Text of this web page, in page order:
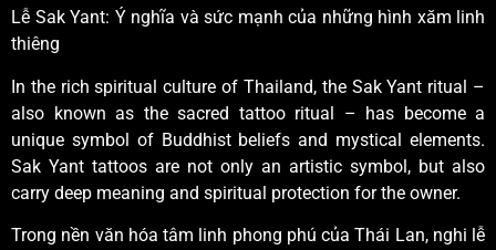
Lễ Sak Yant: Ý nghĩa và sức mạnh của những hình xăm linh
thiêng
In the rich spiritual culture of Thailand, the Sak Yant ritual –
also known as the sacred tattoo ritual – has become a
unique symbol of Buddhist beliefs and mystical elements.
Sak Yant tattoos are not only an artistic symbol, but also
carry deep meaning and spiritual protection for the owner.
Trong nền văn hóa tâm linh phong phú của Thái Lan, nghi lễ